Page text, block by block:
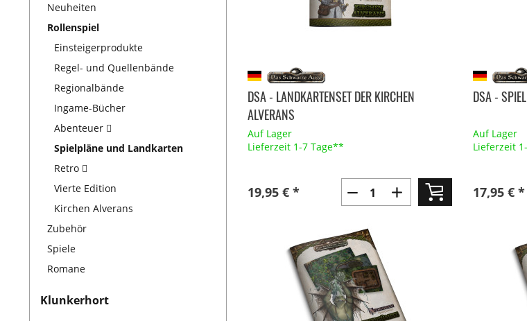
Neuheiten
Rollenspiel
Einsteigerprodukte
Regel- und Quellenbände
Regionalbände
Ingame-Bücher
Abenteuer
Spielpläne und Landkarten
Retro
Vierte Edition
Kirchen Alverans
Zubehör
Spiele
Romane
Klunkerhort
DSA - LANDKARTENSET DER KIRCHEN
ALVERANS
Auf Lager
Lieferzeit 1-7 Tage**
19,95 € *
DSA -
Auf Lager
Lieferzeit
17,95 € *